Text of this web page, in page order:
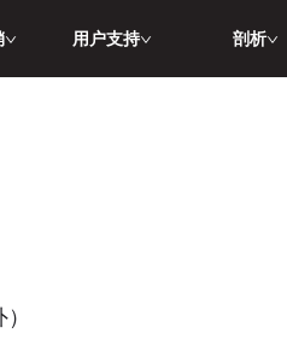
用户支持 剖析